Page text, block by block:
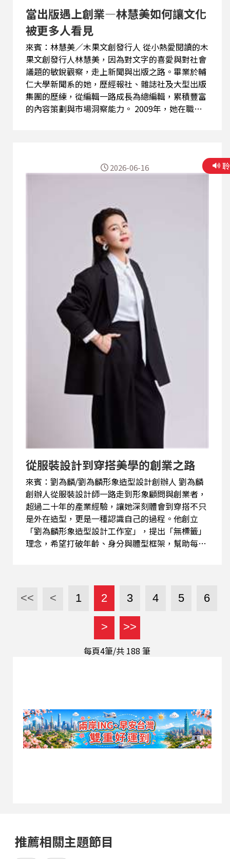
當出版遇上創業—林慧美如何讓文化
被更多人看見
來賓：林慧美／木果文創發行人 從小熱愛閱讀的木
果文創發行人林慧美，因為對文字的喜愛與對社會
議題的敏銳觀察，走上新聞與出版之路。畢業於輔
仁大學新聞系的她，歷經報社、雜誌社及大型出版
集團的歷練，從編輯一路成長為總編輯，累積豐富
的內容策劃與市場洞察能力。 2009年，她在職涯
出版後，她以「出版實驗」為核心理念，希望透過
內容連結產業、社會與生活，為傳統出版產業尋找
知識傳遞，更是帶來思考、轉化與希望的重要力
量。2025年前往首爾書展交流，也讓她看見亞洲出
版產業的新趨勢與跨界合作的機會。 在節目中，木
果文創發行人林慧美將分享從總編輯到創業者的心
路歷程，暢談出版產業的轉型挑戰、閱讀文化的未
來，以及她如何以實驗精神持續探索內容產業的新
路徑，讓一本書成為改變人生的力量。
從服裝設計到穿搭美學的創業之路
來賓：劉為麟/劉為麟形象造型設計創辦人 劉為麟
創辦人從服裝設計師一路走到形象顧問與創業者，
超過二十年的產業經驗，讓她深刻體會到穿搭不只
是外在造型，更是一種認識自己的過程。他創立
「劉為麟形象造型設計工作室」，提出「無標籤」
理念，希望打破年齡、身分與體型框架，幫助每個
合自己的服裝，而非盲目追逐流行。多年來，他透
過「衣美療癒」的概念，協助許多人重新建立自我
價值，甚至因為改變穿著而在人生與職涯上迎來新
至企業、學校及公益團體演講，推廣穿搭美學與永
續生活觀念。他認為真正適合自己的衣櫥，不在於
為麟希望將多年來累積的穿搭經驗、人生故事與美
學理念整理出版成書，透過文字影響更多人，讓大
家從穿衣開始，看見更好的自己，也找到屬於自己
2026-06-16
<< < 1 2 3 4 5 6
> >>
每頁4筆/共 188 筆
推薦相關主題節目